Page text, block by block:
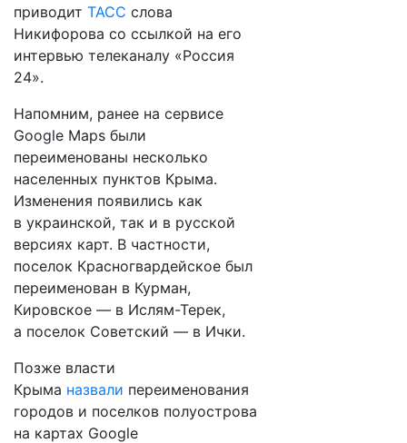
приводит ТАСС слова
Никифорова со ссылкой на его
интервью телеканалу «Россия
24».
Напомним, ранее на сервисе
Google Maps были
переименованы несколько
населенных пунктов Крыма.
Изменения появились как
в украинской, так и в русской
версиях карт. В частности,
поселок Красногвардейское был
переименован в Курман,
Кировское — в Ислям-Терек,
а поселок Советский — в Ички.
Позже власти
Крыма назвали переименования
городов и поселков полуострова
на картах Google